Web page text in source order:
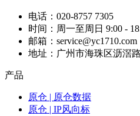
电话：020-8757 7305
时间：周一至周日 9:00 -
邮箱：service@yc1710.com
地址：广州市海珠区沥滘
产品
原仓 | 原仓数据
原仓 | IP风向标